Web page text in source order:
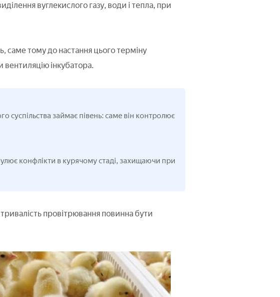
вуглекислого газу, води і тепла, при
саме тому до настання цього терміну
вентиляцію інкубатора.
суспільства займає півень: саме він контролює
конфлікти в курячому стаді, захищаючи при
провітрювання повинна бути